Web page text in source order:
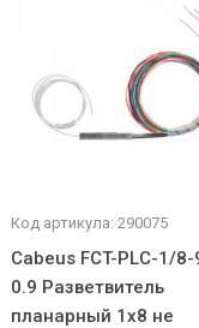
Код артикула: 290075
Cabeus FCT-PLC-1/
0.9 Разветвитель
планарный 1х8 не